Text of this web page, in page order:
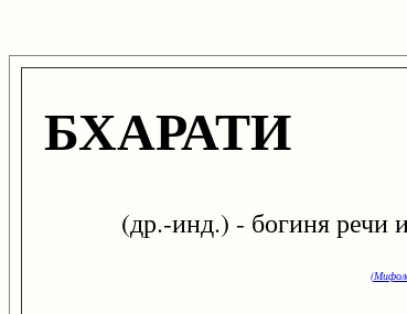
БХАРАТИ
(др.-инд.) - богиня речи и